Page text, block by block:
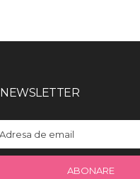
NEWSLETTER
ABONARE